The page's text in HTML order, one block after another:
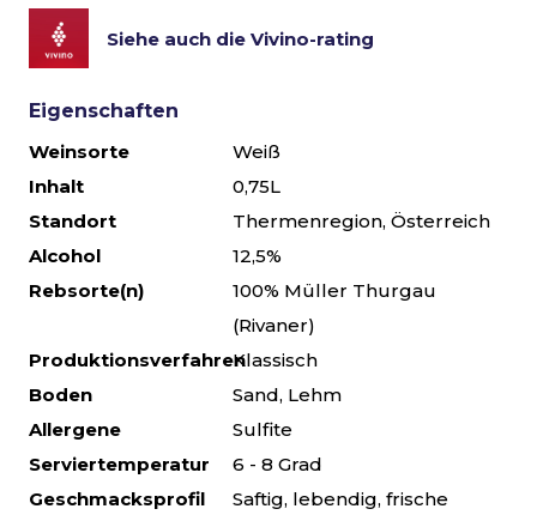
Siehe auch die Vivino-rating
Eigenschaften
Weinsorte
Weiß
Inhalt
0,75L
Standort
Thermenregion, Österreich
Alcohol
12,5%
Rebsorte(n)
100% Müller Thurgau
(Rivaner)
ProduktionsverfahrenKlassisch
Boden
Sand, Lehm
Allergene
Sulfite
Serviertemperatur
6 - 8 Grad
Geschmacksprofil
Saftig, lebendig, frische